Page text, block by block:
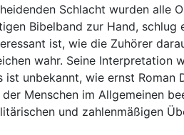
Schlacht wurden alle
Bibelband zur Hand,
ist, wie die Zuhörer
wahr. Seine Interpretation
ist unbekannt, wie ernst
der Menschen im Allgemeinen
und zahlenmäßigen